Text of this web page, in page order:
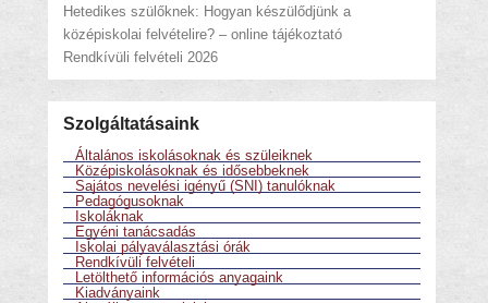
Hetedikes szülőknek: Hogyan készülődjünk a
középiskolai felvételire? – online tájékoztató
Rendkívüli felvételi 2026
Szolgáltatásaink
Általános iskolásoknak és szüleiknek
Középiskolásoknak és idősebbeknek
Sajátos nevelési igényű (SNI) tanulóknak
Pedagógusoknak
Iskoláknak
Egyéni tanácsadás
Iskolai pályaválasztási órák
Rendkívüli felvételi
Letölthető információs anyagaink
Kiadványaink